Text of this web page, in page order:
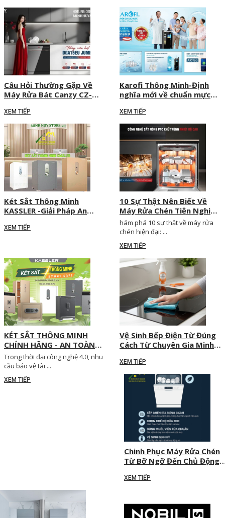
Câu Hỏi Thường Gặp Về
Máy Rửa Bát Canzy CZ-
XEM TIẾP
Karofi Thông Minh-Định
nghĩa mới về chuẩn mực
XEM TIẾP
Két Sắt Thông Minh
KASSLER -Giải Pháp An
Gia Đình và Doanh Nghiệp
XEM TIẾP
10 Sự Thật Nên Biết Về
Máy Rửa Chén Tiện Nghi
Cho Mọi Gia Đình
hám phá 10 sự thật về máy rửa
chén hiện đại: ...
XEM TIẾP
KÉT SẮT THÔNG MINH
CHÍNH HÃNG - AN TOÀN
TỐI ĐA, BẢO VỆ TÀI SẢN
CHUẨN CÔNG NGHỆ 4.0
Trong thời đại công nghệ 4.0, nhu
cầu bảo vệ tài ...
XEM TIẾP
Vệ Sinh Bếp Điện Từ Đúng
Cách Từ Chuyên Gia Minh
XEM TIẾP
Chinh Phục Máy Rửa Chén
Từ Bỡ Ngỡ Đến Chủ Động
XEM TIẾP